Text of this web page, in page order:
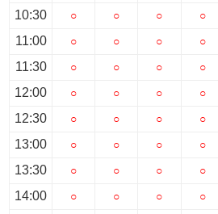
10:30
11:00
11:30
12:00
12:30
13:00
13:30
14:00
○
○
○
○
○
○
○
○
○
○
○
○
○
○
○
○
○
○
○
○
○
○
○
○
○
○
○
○
○
○
○
○